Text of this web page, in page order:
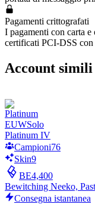
Pagamenti crittografati
I pagamenti con carta
certificati PCI-DSS
Account
EUWSolo
Platinum IV
Campioni76
Skin9
BE4,400
Bewitching Neeko,
Consegna istantanea